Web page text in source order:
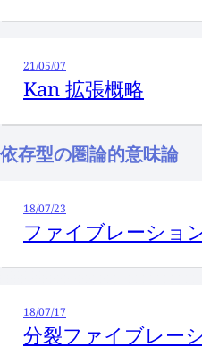
21/05/07
Kan 拡張概略
依存型の圏論的意味論
18/07/23
ファイブレーショ
18/07/17
分裂ファイブレー